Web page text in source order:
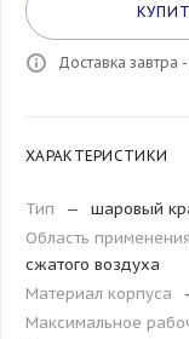
Доставка завтра
ХАРАКТЕРИСТИКИ
Тип —
шаровый
Область применения
сжатого воздуха
Материал корпуса
Максимальное